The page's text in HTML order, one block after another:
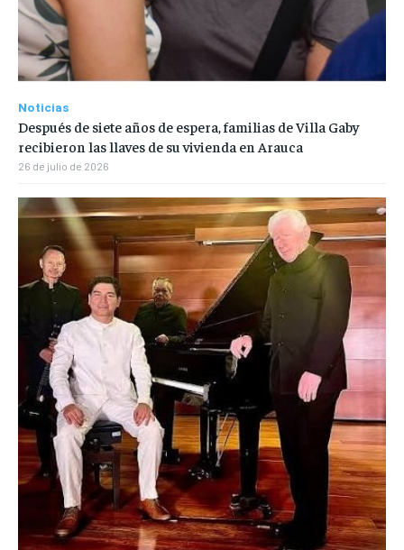
Noticias
Después de siete años de espera, familias de Villa Gaby
recibieron las llaves de su vivienda en Arauca
26 de julio de 2026